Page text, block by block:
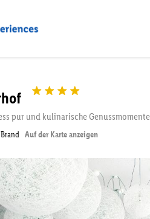
pur und kulinarische
Brand Auf der Karte anzeigen